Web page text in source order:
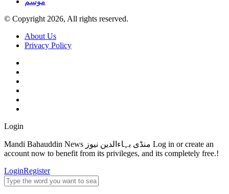
© Copyright 2026, All rights reserved.
About Us
Privacy Policy
Login
Mandi Bahauddin News منڈی بہاءالدین نیوز Log in or create an
account now to benefit from its privileges, and its completely free.!
LoginRegister